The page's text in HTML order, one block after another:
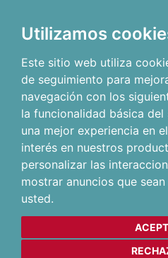
Utilizamos
Este sitio web utiliza
de seguimiento para
navegación con los
la funcionalidad básica del
una mejor experiencia en
interés en nuestros
personalizar las
mostrar anuncios que
usted.